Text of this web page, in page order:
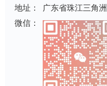
地址：
广东省珠江三角洲
微信：